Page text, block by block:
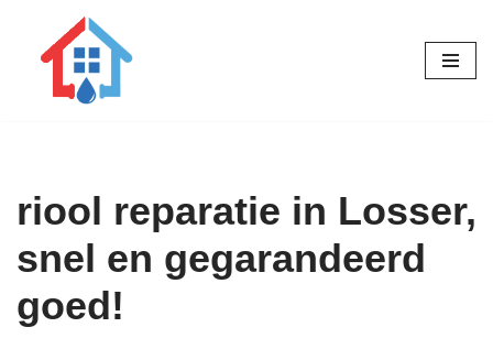
riool reparatie in Losser,
snel en gegarandeerd
goed!